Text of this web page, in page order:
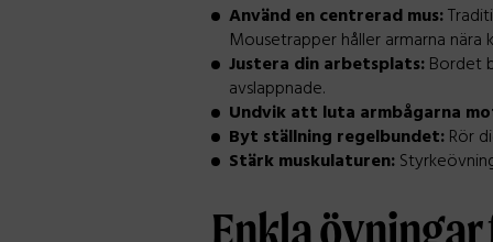
Använd en centrerad mus:
Mousetrapper håller armarna nära
Justera din arbetsplats:Bordet
avslappnade.
Undvik att luta armbågarna
Byt ställning regelbundet:Rör
Stärk muskulaturen:
Enkla